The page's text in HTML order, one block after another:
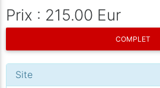
Prix : 215.00 Eur
COMPLET
Site